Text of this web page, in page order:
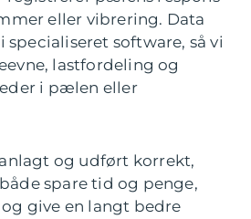
eller vibrering. Data
specialiseret software, så vi
lastfordeling og
i pælen eller
og udført korrekt,
spare tid og penge,
give en langt bedre